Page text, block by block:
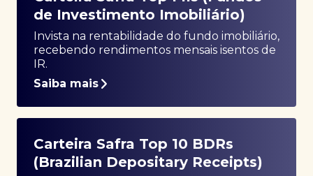
de Investimento Imobiliário)
Invista na rentabilidade do fundo imobiliário,
recebendo rendimentos mensais isentos de
IR.
Saiba mais
Carteira Safra Top 10 BDRs
(Brazilian Depositary Receipts)